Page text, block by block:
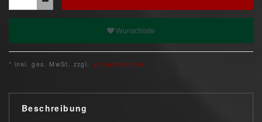
Wunschliste
* inkl. ges. MwSt. zzgl. Versandkosten
Beschreibung